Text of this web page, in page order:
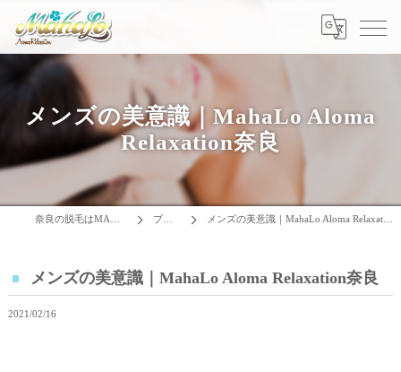
メンズの美意識｜MahaLo Aloma
Relaxation奈良
ブログ メンズの美意識｜MahaLo Aloma Relaxation奈良
メンズの美意識｜MahaLo Aloma Relaxation奈良
2021/02/16